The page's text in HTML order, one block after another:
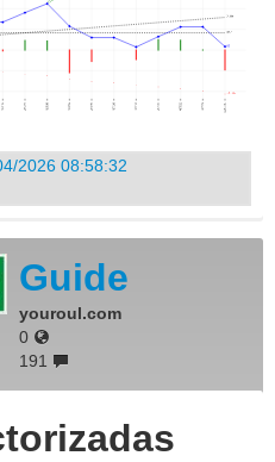
2026 08:58:32
Guide
youroul.com
0
191